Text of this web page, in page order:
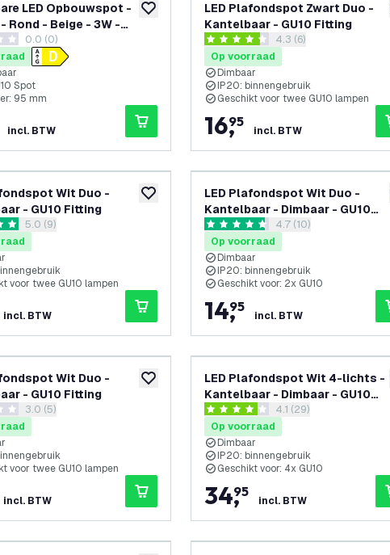
toevoegen aan verlanglijst
LED Opbouwspot -
Rond - Beige - 3W -
0.0 (0)
Spot
95 mm
incl. BTW
LED Plafondspot Zwart Duo -
Kantelbaar - GU10 Fitting
reviews drawer openen
4.3 score sterren4.3 (6)
Op voorraad
Dimbaar
IP20: binnengebruik
Geschikt voor twee GU10 lampen
16,
95
incl. BTW
toevoegen aan verlanglijst
Wit Duo -
- GU10 Fitting
reviews drawer openen
5.0 (9)
voor twee GU10 lampen
incl. BTW
LED Plafondspot Wit Duo -
Kantelbaar - Dimbaar - GU10
fitting – Opbouwreviews drawer openen
4.7 score sterren4.7 (10)
Op voorraad
Dimbaar
IP20: binnengebruik
Geschikt voor: 2x GU10
14,
95
incl. BTW
toevoegen aan verlanglijst
Wit Duo -
- GU10 Fitting
reviews drawer openen
3.0 (5)
voor twee GU10 lampen
incl. BTW
LED Plafondspot Wit 4-lichts -
Kantelbaar - Dimbaar - GU10
fitting – Opbouwreviews drawer openen
4.1 score sterren4.1 (29)
Op voorraad
Dimbaar
IP20: binnengebruik
Geschikt voor: 4x GU10
34,
95
incl. BTW